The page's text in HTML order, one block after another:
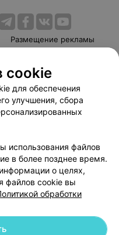
Размещение рекламы
Способы оплаты
103.by
данных
cookie
для обеспечения
улучшения, сбора
использования файлов
в более позднее время.
о целях,
файлов cookie вы
обработки